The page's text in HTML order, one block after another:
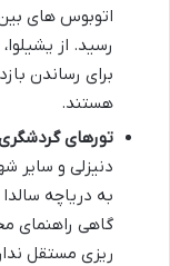
اتوبوس های
رسید. از
برای رساندن
هستند.
تورهای
دنیزلی و سایر
به دریاچه
گاهی راهنمای
ریزی مستقل